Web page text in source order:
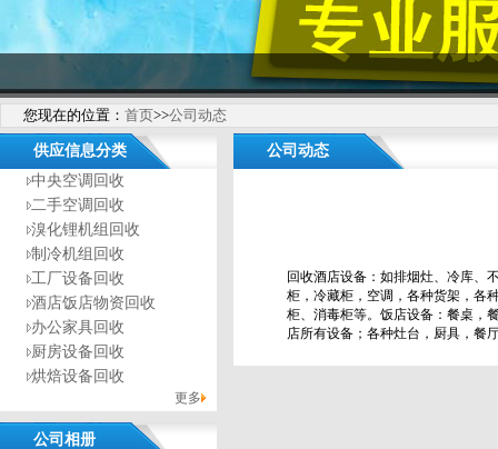
您现在的位置： 首页>>公司动态
供应信息分类
中央空调回收
二手空调回收
溴化锂机组回收
制冷机组回收
工厂设备回收
酒店饭店物资回收
办公家具回收
厨房设备回收
烘焙设备回收
更多
公司相册
公司动态
回收酒店设备：如排烟灶、冷库、
柜，冷藏柜，空调，各种货架，各
柜、消毒柜等。饭店设备：餐桌，
店所有设备；各种灶台，厨具，餐